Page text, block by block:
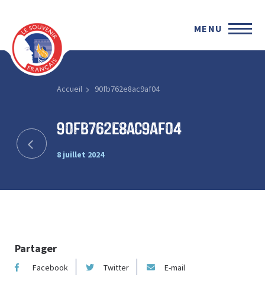
MENU
Accueil 90fb762e8ac9af04
90fb762e8ac9af04
8 juillet 2024
Partager
Facebook Twitter E-mail